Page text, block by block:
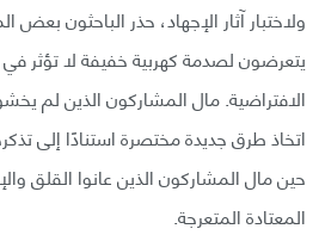
ولاختبار آثار الإجهاد، حذر الباحثون
يتعرضون لصدمة كهربية خفيفة لا تؤثر في
الافتراضية. مال المشاركون الذين لم
اتخاذ طرق جديدة مختصرة استنادًا إلى
حين مال المشاركون الذين عانوا القلق
المعتادة المتعرجة.